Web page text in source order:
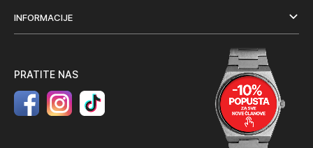
INFORMACIJE
PRATITE NAS